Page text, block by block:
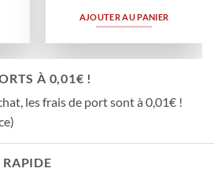
AJOUTER AU PANIER
À 0,01€ !
les frais de port sont à 0,01€ !